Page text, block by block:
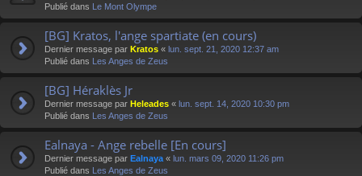
Publié dans Le Mont Olympe
[BG] Kratos, l'ange spartiate (en cours)
Dernier message par Kratos « lun. sept. 21, 2020 12:37 am
Publié dans Les Anges de Zeus
[BG] Héraklès Jr
Dernier message par Heleades « lun. sept. 14, 2020 10:30 pm
Publié dans Les Anges de Zeus
Ealnaya - Ange rebelle [En cours]
Dernier message par Ealnaya « lun. mars 09, 2020 11:26 pm
Publié dans Les Anges de Zeus